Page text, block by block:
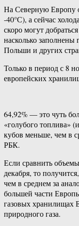
На Северную Европу
-40°С), а сейчас
скоро могут
насколько
Польши и других
Только в период с 8
европейских
64,92% — это чуть
«голубого топлива»
кубов меньше, чем в
РБК.
Если сравнить
декабря, то
чем в среднем за
большей части
газовых хранилищах
природного газа.